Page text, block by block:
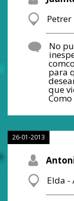
Petrer
No
para
que
26-01-2013
Elda -